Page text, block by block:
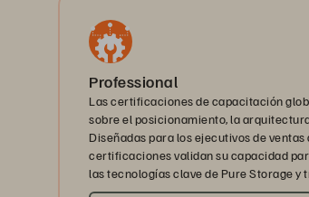
Professional
Las certificaciones de capacitación
sobre el posicionamiento, la
Diseñadas para los ejecutivos de
certificaciones validan su capacidad
las tecnologías clave de Pure Storage